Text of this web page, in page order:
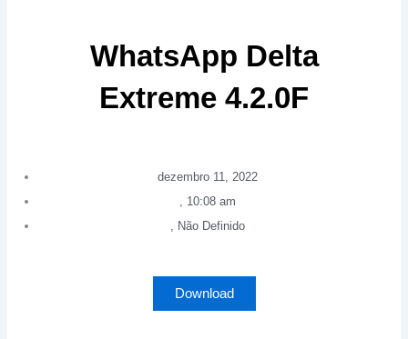
WhatsApp Delta
Extreme 4.2.0F
dezembro 11, 2022
, 10:08 am
, Não Definido
Download